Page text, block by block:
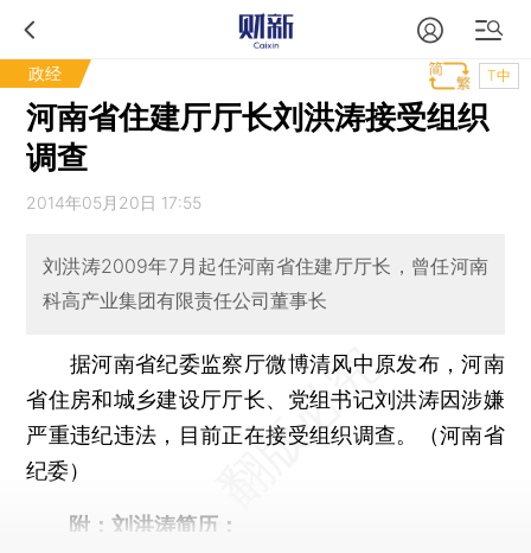
政经 T中
河南省住建厅厅长刘洪涛接受组织
调查
2014年05月20日 17:55
刘洪涛2009年7月起任河南省住建厅厅长，曾任河南
科高产业集团有限责任公司董事长
据河南省纪委监察厅微博清风中原发布，河南
省住房和城乡建设厅厅长、党组书记刘洪涛因涉嫌
严重违纪违法，目前正在接受组织调查。（河南省
纪委）
附：刘洪涛简历：